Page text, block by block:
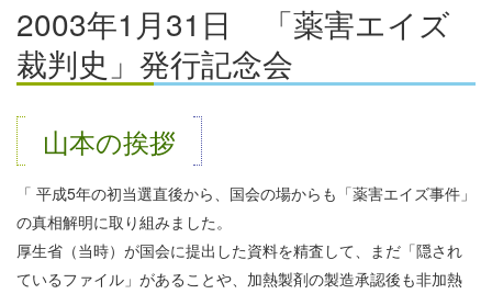
2003年1月31日 「薬害エイズ
裁判史」発行記念会
山本の挨拶
「 平成5年の初当選直後から、国会の場からも「薬害エイズ事件」
の真相解明に取り組みました。
厚生省（当時）が国会に提出した資料を精査して、まだ「隠され
ているファイル」があることや、加熱製剤の製造承認後も非加熱